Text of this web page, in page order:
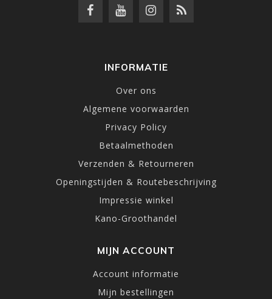
INFORMATIE
Over ons
Algemene voorwaarden
Privacy Policy
Betaalmethoden
Verzenden & Retourneren
Openingstijden & Routebeschrijving
Impressie winkel
Kano-Groothandel
MIJN ACCOUNT
Account informatie
Mijn bestellingen